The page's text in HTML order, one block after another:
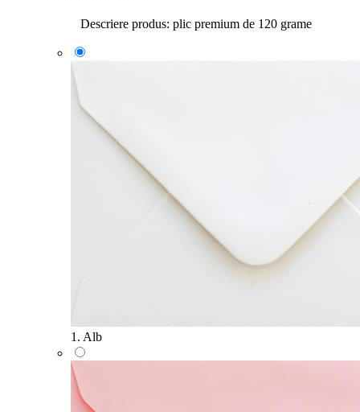
Descriere produs: plic premium de 120 grame
1. Alb